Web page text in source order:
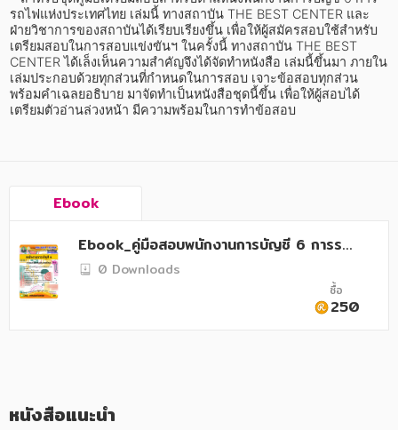
สังคม วัฒนธรรม การปกครอง ศาสนาและปรัชญา
ศาสนา และปรัชญา
กฎหมาย สัญญา ภาษี
การเงิน การลงทุน บริหาร
การเกษตร ชีววิทยา
การเรียน การศึกษา
หนังสือเด็ก
รถไฟแห่งประเทศไทย เล่มนี้ ทางสถาบัน THE BEST CENTER และ
ฝ่ายวิชาการของสถาบันได้เรียบเรียงขึ้น เพื่อให้ผู้สมัครสอบใช้สำหรับ
เตรียมสอบในการสอบแข่งขันฯ ในครั้งนี้ ทางสถาบัน THE BEST
CENTER ได้เล็งเห็นความสำคัญจึงได้จัดทำหนังสือ เล่มนี้ขึ้นมา ภายใน
เล่มประกอบด้วยทุกส่วนที่กำหนดในการสอบ เจาะข้อสอบทุกส่วน
พร้อมคำเฉลยอธิบาย มาจัดทำเป็นหนังสือชุดนี้ขึ้น เพื่อให้ผู้สอบได้
เตรียมตัวอ่านล่วงหน้า มีความพร้อมในการทำข้อสอบ
Ebook
Ebook_คู่มือสอบพนักงานการบัญชี 6 การรถไ
ฟแห่งประเทศไทย
0 Downloads
ซื้อ
250
หนังสือแนะนำ